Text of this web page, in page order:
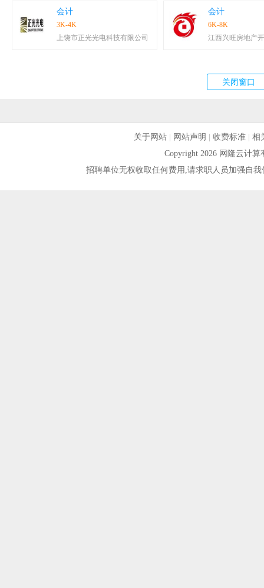
会计
3K-4K
上饶市正光光电科技有限公司
会计
6K-8K
江西兴旺房地产
关于网站 网站声明 |收费标准 |相
Copyright 2026 网隆云计
招聘单位无权收取任何费用,请求职人员加强自